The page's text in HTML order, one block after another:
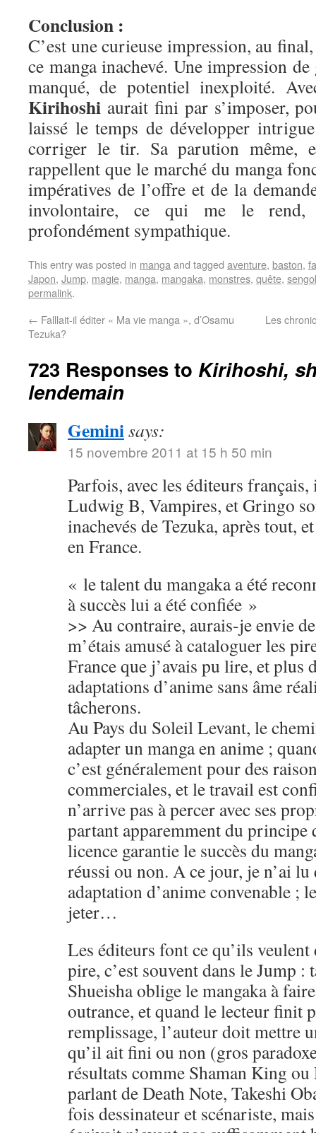
Conclusion :
C’est une curieuse impression, au
ce manga inachevé. Une impression
manqué, de potentiel inexploité.
Kirihoshi aurait fini par s’imposer,
laissé le temps de développer
corriger le tir. Sa parution même,
rappellent que le marché du manga
impératives de l’offre et de la
involontaire, ce qui me le rend,
profondément sympathique.
This entry was posted in manga and tagged aventure, baston,
Japon, Jump, magie, manga, mangaka, monstres, quête,
permalink.
← Falllait-il éditer « Ma vie manga », d’Osamu
Tezuka?
Les
723 Responses to Kirihoshi,
lendemain
Geminisays:
15 novembre 2011 at 15 h 50 min
Parfois, avec les éditeurs
Ludwig B, Vampires, et Gringo
inachevés de Tezuka, après tout,
en France.
« le talent du mangaka a été
à succès lui a été confiée »
>> Au contraire, aurais-je envie
m’étais amusé à cataloguer les
France que j’avais pu lire, et plus
adaptations d’anime sans âme
tâcherons.
Au Pays du Soleil Levant, le
adapter un manga en anime ;
c’est généralement pour des
commerciales, et le travail est
n’arrive pas à percer avec ses
partant apparemment du principe
licence garantie le succès du
réussi ou non. A ce jour, je n’ai lu
adaptation d’anime convenable ;
jeter…
Les éditeurs font ce qu’ils
pire, c’est souvent dans le Jump :
Shueisha oblige le mangaka à
outrance, et quand le lecteur finit
remplissage, l’auteur doit mettre
qu’il ait fini ou non (gros
résultats comme Shaman King
parlant de Death Note, Takeshi
fois dessinateur et scénariste,